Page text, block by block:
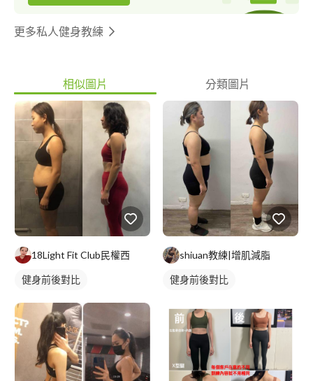
更多私人健身教練
相似圖片 分類圖片
18Light Fit Club民權西
健身前後對比
shiuan教練|增肌減脂
健身前後對比